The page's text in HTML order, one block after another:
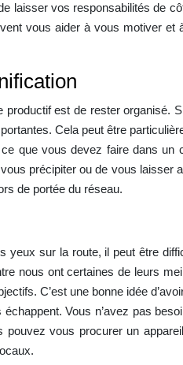
laisser vos responsabilités de
vous aider à vous motiver
productif est de rester
Cela peut être
que vous devez faire dans
précipiter ou de vous
de portée du réseau.
sur la route, il peut être
nous ont certaines de leurs
C’est une bonne idée
Vous n’avez pas
vous procurer un